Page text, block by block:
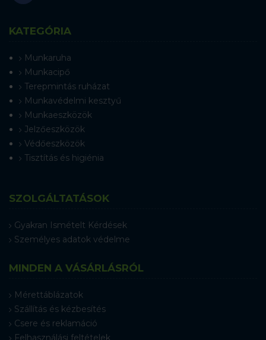
KATEGÓRIA
Munkaruha
Munkacipő
Terepmintás ruházat
Munkavédelmi kesztyű
Munkaeszközök
Jelzőeszközök
Védőeszközök
Tisztítás és higiénia
SZOLGÁLTATÁSOK
Gyakran Ismételt Kérdések
Személyes adatok védelme
MINDEN A VÁSÁRLÁSRÓL
Mérettáblázatok
Szállítás és kézbesítés
Csere és reklamáció
Felhasználási feltételek